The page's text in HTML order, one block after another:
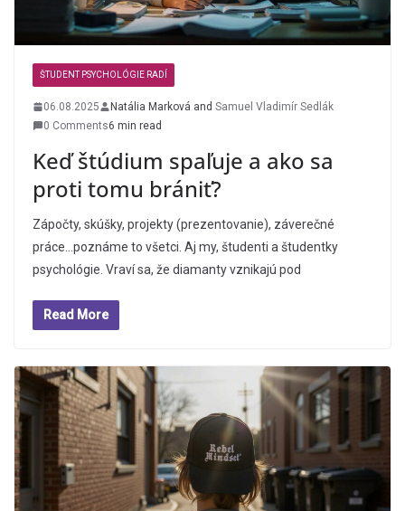
ŠTUDENT PSYCHOLÓGIE RADÍ
06.08.2025 Natália Marková and Samuel Vladimír Sedlák
0 Comments6 min read
Keď štúdium spaľuje a ako sa
proti tomu brániť?
Zápočty, skúšky, projekty (prezentovanie), záverečné
práce…poznáme to všetci. Aj my, študenti a študentky
psychológie. Vraví sa, že diamanty vznikajú pod
Read More